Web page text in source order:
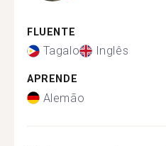
FLUENTE
Tagalo Inglês
APRENDE
Alemão